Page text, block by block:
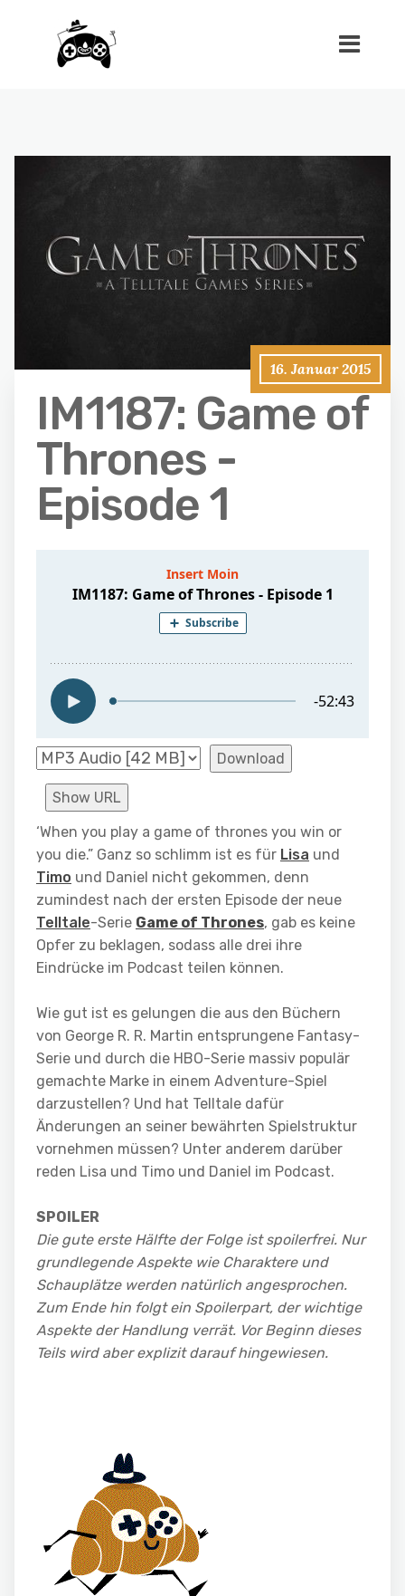
16. Januar 2015
IM1187: Game of
Thrones -
Episode 1
Download
Show URL
‘When you play a game of thrones you win or
you die.” Ganz so schlimm ist es für Lisa und
Timo und Daniel nicht gekommen, denn
zumindest nach der ersten Episode der neue
Telltale-Serie Game of Thrones, gab es keine
Opfer zu beklagen, sodass alle drei ihre
Eindrücke im Podcast teilen können.
Wie gut ist es gelungen die aus den Büchern
von George R. R. Martin entsprungene Fantasy-
Serie und durch die HBO-Serie massiv populär
gemachte Marke in einem Adventure-Spiel
darzustellen? Und hat Telltale dafür
Änderungen an seiner bewährten Spielstruktur
vornehmen müssen? Unter anderem darüber
reden Lisa und Timo und Daniel im Podcast.
SPOILER
Die gute erste Hälfte der Folge ist spoilerfrei. Nur
grundlegende Aspekte wie Charaktere und
Schauplätze werden natürlich angesprochen.
Zum Ende hin folgt ein Spoilerpart, der wichtige
Aspekte der Handlung verrät. Vor Beginn dieses
Teils wird aber explizit darauf hingewiesen.